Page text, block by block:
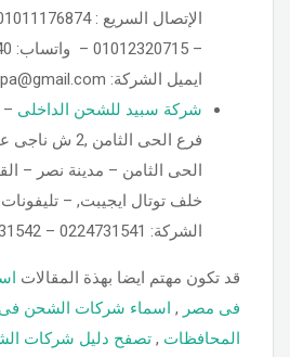
ايميل الشركة: doorjopa@gmail.com
شركة سبيد للشحن الداخلى –
فرع الحى
الحى الثامن – مدينة نصر –
خلف توتال ايجيبت, – تليفونات
الشركة: 0224731541 – 0224731542
قد تكون مهتم ايضا بهذة المقالات
فى مصر , اسماء شركات الشحن
المحافظات , تصفح دليل شركات